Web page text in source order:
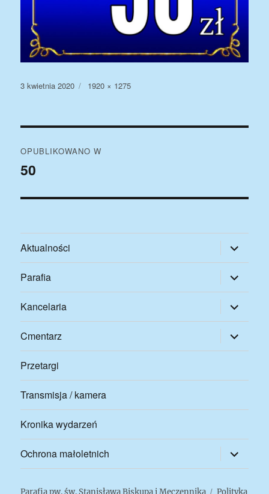
Data
3 kwietnia 2020
Pełny
1920 × 1275
wpisu
OPUBLIKOWANO W
50
Aktualności rozwiń
menu
potomne
Parafia
rozwiń
menu
potomne
Kancelaria
rozwiń
menu
potomne
Cmentarz
rozwiń
menu
potomne
Przetargi
Transmisja / kamera
Kronika wydarzeń
Ochrona małoletnich rozwiń
menu
potomne
Parafia pw. św. Stanisława Biskupa i Męczennika Polityka